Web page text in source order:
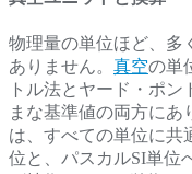
物理量の単位ほど、多
ありません。 真空の単
トル法とヤード・ポ
まな基準値の両方にあ
は、すべての単位に共
位と、パスカルSI単位